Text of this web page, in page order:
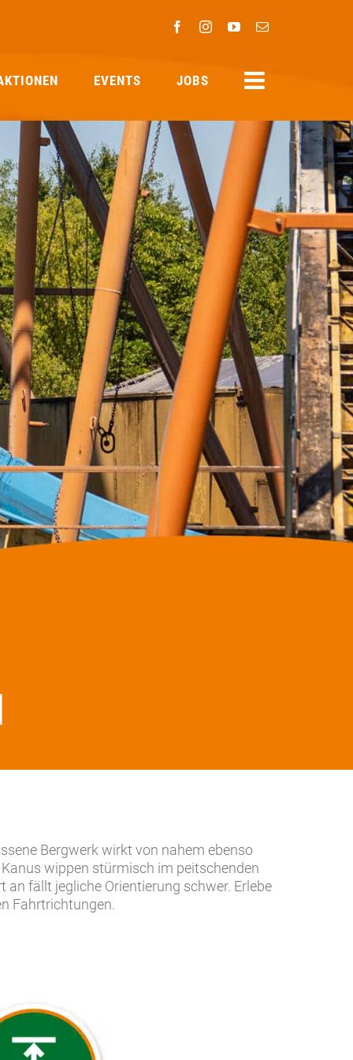
FacebookInstagramYouTube
E-
EVENTS JOBS
Bergwerk wirkt von nahem ebenso
wippen stürmisch im peitschenden
an fällt jegliche Orientierung schwer. Erlebe
Fahrtrichtungen.